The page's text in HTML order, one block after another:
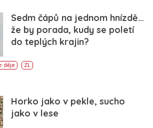
Sedm čápů na jednom hnízdě…
že by porada, kudy se poletí
do teplých krajin?
děje ZL
Horko jako v pekle, sucho
jako v lese